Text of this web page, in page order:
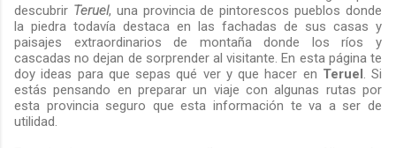
descubrir Teruel, una provincia de pintorescos pueblos donde
la piedra todavía destaca en las fachadas de sus casas y
paisajes extraordinarios de montaña donde los ríos y
cascadas no dejan de sorprender al visitante. En esta página te
doy ideas para que sepas qué ver y que hacer en Teruel. Si
estás pensando en preparar un viaje con algunas rutas por
esta provincia seguro que esta información te va a ser de
utilidad.